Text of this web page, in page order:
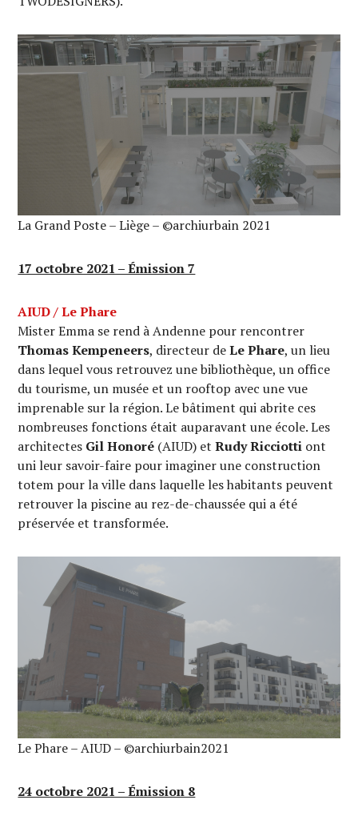
La Grand Poste – Liège – ©archiurbain 2021
17 octobre 2021 – Émission 7
AIUD / Le Phare
Mister Emma se rend à Andenne pour rencontrer
Thomas Kempeneers, directeur deLe Phare, un lieu
dans lequel vous retrouvez une bibliothèque, un office
du tourisme, un musée et un rooftop avec une vue
imprenable sur la région. Le bâtiment qui abrite ces
nombreuses fonctions était auparavant une école. Les
architectes Gil Honoré (AIUD) etRudy Ricciotti ont
uni leur savoir-faire pour imaginer une construction
totem pour la ville dans laquelle les habitants peuvent
retrouver la piscine au rez-de-chaussée qui a été
préservée et transformée.
Le Phare – AIUD – ©archiurbain2021
24 octobre 2021 – Émission 8